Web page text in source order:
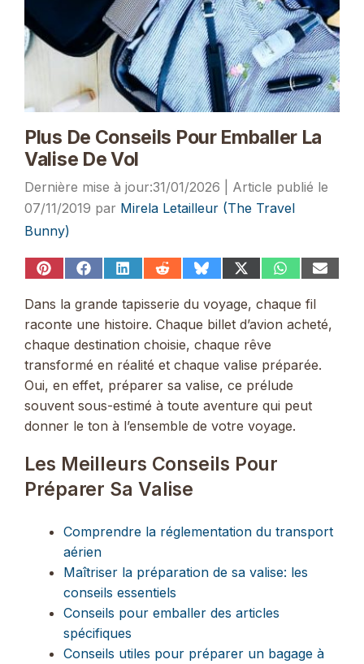
Plus De Conseils Pour Emballer La
Valise De Vol
31/01/2026
07/11/2019 par Mirela Letailleur (The Travel
Bunny)
Share
Pinterest
Share
Facebook
Share
LinkedIn
Share
Reddit
ShareShare
(Twitter)
Share
WhatsApp
Share
Dans la grande tapisserie du voyage, chaque fil
raconte une histoire. Chaque billet d’avion acheté,
chaque destination choisie, chaque rêve
transformé en réalité et chaque valise préparée.
Oui, en effet, préparer sa valise, ce prélude
souvent sous-estimé à toute aventure qui peut
donner le ton à l’ensemble de votre voyage.
Les Meilleurs Conseils Pour
Préparer Sa Valise
Comprendre la réglementation du transport
aérien
Maîtriser la préparation de sa valise: les
conseils essentiels
Conseils pour emballer des articles
spécifiques
Conseils utiles pour préparer un bagage à